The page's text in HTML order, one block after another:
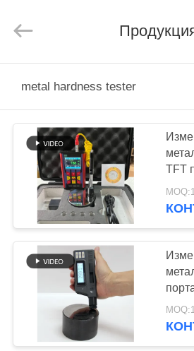
ПРОДУКТЫ
НАС
ПУТЕШЕСТВИЕ
ФАБРИКИ
ПРОВЕРКА
КАЧЕСТВА
Rights
metal hardness tester
TFT
стали